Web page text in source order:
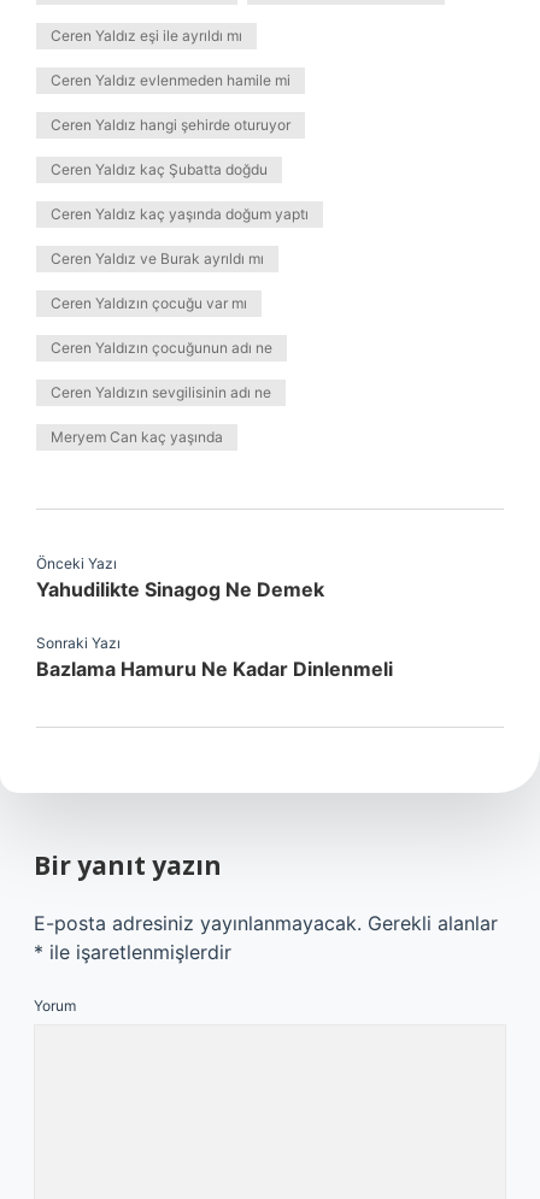
Ceren Yaldız eşi ile ayrıldı mı
Ceren Yaldız evlenmeden hamile mi
Ceren Yaldız hangi şehirde oturuyor
Ceren Yaldız kaç Şubatta doğdu
Ceren Yaldız kaç yaşında doğum yaptı
Ceren Yaldız ve Burak ayrıldı mı
Ceren Yaldızın çocuğu var mı
Ceren Yaldızın çocuğunun adı ne
Ceren Yaldızın sevgilisinin adı ne
Meryem Can kaç yaşında
Önceki Yazı
Yahudilikte Sinagog Ne Demek
Sonraki Yazı
Bazlama Hamuru Ne Kadar Dinlenmeli
Bir yanıt yazın
E-posta adresiniz yayınlanmayacak. Gerekli alanlar
* ile işaretlenmişlerdir
Yorum